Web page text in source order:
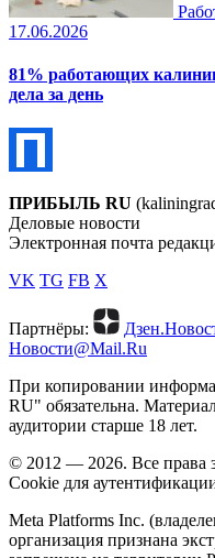
17.06.2026
81% работающих
дела за день
ПРИБЫЛЬ RU
Деловые новости
Электронная почта
VK TG FB X
Партнёры:
Новости@Mail.Ru
При копировании
RU" обязательна.
аудитории старше 18 лет.
© 2012 — 2026. Все права
Cookie для
Meta Platforms Inc.
организация признана